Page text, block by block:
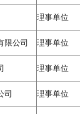
理事单位
限公司 理事单位
理事单位
司 理事单位